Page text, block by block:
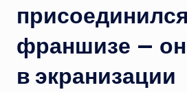
франшизе — он
в экранизации